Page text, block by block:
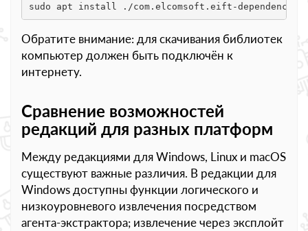
sudo apt install ./com.elcomsoft.eift-
Обратите внимание: для скачивания библиотек
компьютер должен быть подключён к
интернету.
Сравнение возможностей
редакций для разных платформ
Между редакциями для Windows, Linux и macOS
существуют важные различия. В редакции для
Windows доступны функции логического и
низкоуровневого извлечения посредством
агента-экстрактора; извлечение через эксплойт